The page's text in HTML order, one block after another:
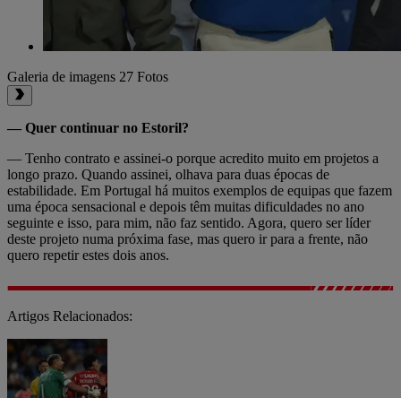
Galeria de imagens 27 Fotos
— Quer continuar no Estoril?
— Tenho contrato e assinei-o porque acredito muito em projetos a
longo prazo. Quando assinei, olhava para duas épocas de
estabilidade. Em Portugal há muitos exemplos de equipas que fazem
uma época sensacional e depois têm muitas dificuldades no ano
seguinte e isso, para mim, não faz sentido. Agora, quero ser líder
deste projeto numa próxima fase, mas quero ir para a frente, não
quero repetir estes dois anos.
Artigos Relacionados: